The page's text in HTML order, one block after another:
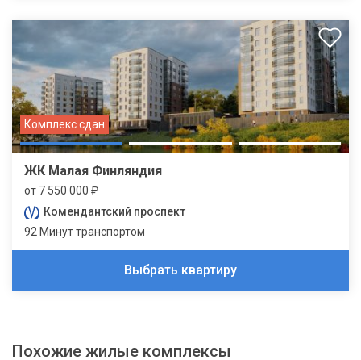
Комплекс сдан
ЖК Малая Финляндия
от 7 550 000 ₽
Комендантский проспект
92 Минут транспортом
Выбрать квартиру
Похожие жилые комплексы